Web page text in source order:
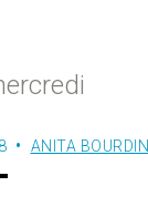
ANITA BOURDIN